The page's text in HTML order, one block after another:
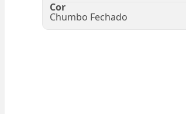
Cor
Chumbo Fechado